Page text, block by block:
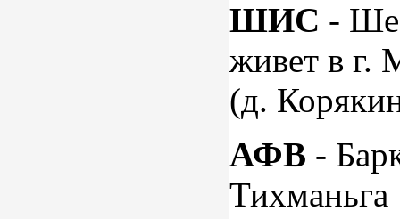
ШИС -
живет в г.
(д.
АФВ -
Тихманьга